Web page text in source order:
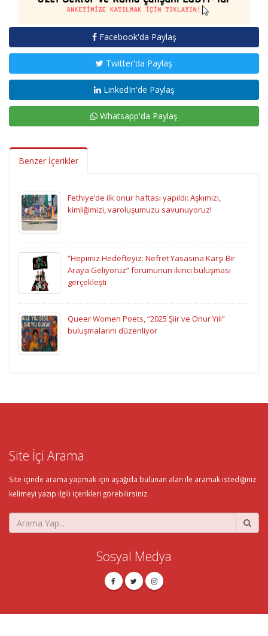
Facebook'da Paylaş
Twitter'da Paylaş
LinkedIn'de Paylaş
Whatsapp'da Paylaş
Benzer İçerikler
Fethiye’de ilk onur haftası yapıldı: Aşkımızı,
kimliğimizi, varoluşumuzu savunuyoruz!
“Hepimiz Hedefteyiz: Nefret Yasasına Karşı Bir
Araya Geliyoruz” forumunun ikinci buluşması
gerçekleşti
Queer Women Poets, “2025 Şiir ve Onur Yılı”
buluşmalarını düzenliyor
Site İçi Arama
Site içinde arama yapmak için aşağıda bulunan alan ile aramak istediğiniz
kelimeyi yazıp ilgili içerikleri görebilirsiniz.
Sosyal Medya